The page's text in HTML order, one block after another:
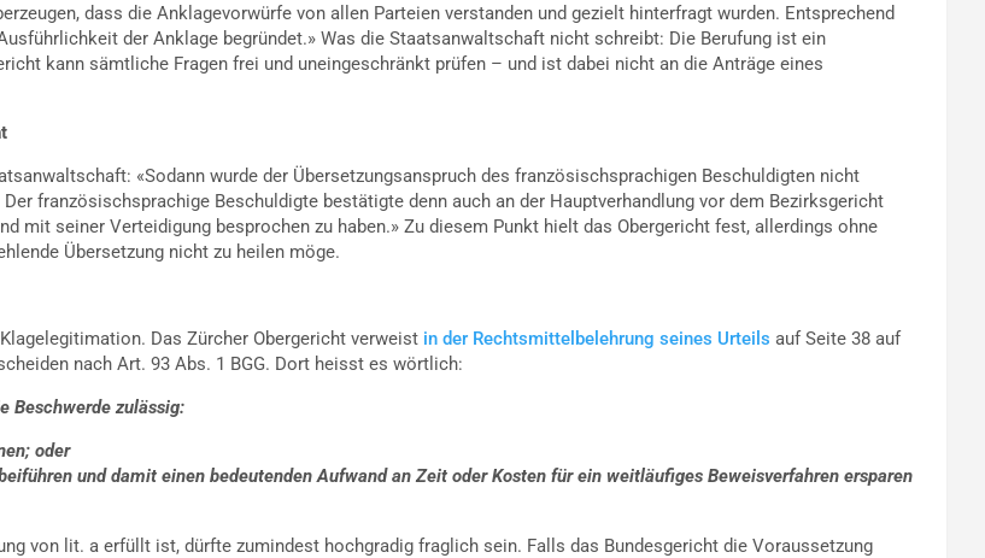
dass die Anklagevorwürfe von allen Parteien verstanden und gezielt hinterfragt wurden. Entsprechend
der Anklage begründet.» Was die Staatsanwaltschaft nicht schreibt: Die Berufung ist ein
kann sämtliche Fragen frei und uneingeschränkt prüfen – und ist dabei nicht an die Anträge eines
«Sodann wurde der Übersetzungsanspruch des französischsprachigen Beschuldigten nicht
französischsprachige Beschuldigte bestätigte denn auch an der Hauptverhandlung vor dem Bezirksgericht
mit seiner Verteidigung besprochen zu haben.» Zu diesem Punkt hielt das Obergericht fest, allerdings ohne
Übersetzung nicht zu heilen möge.
Das Zürcher Obergericht verweist in der Rechtsmittelbelehrung seines Urteils auf Seite 38 auf
nach Art. 93 Abs. 1 BGG. Dort heisst es wörtlich:
Beschwerde zulässig:
oder
und damit einen bedeutenden Aufwand an Zeit oder Kosten für ein weitläufiges Beweisverfahren ersparen
von lit. a erfüllt ist, dürfte zumindest hochgradig fraglich sein. Falls das Bundesgericht die Voraussetzung